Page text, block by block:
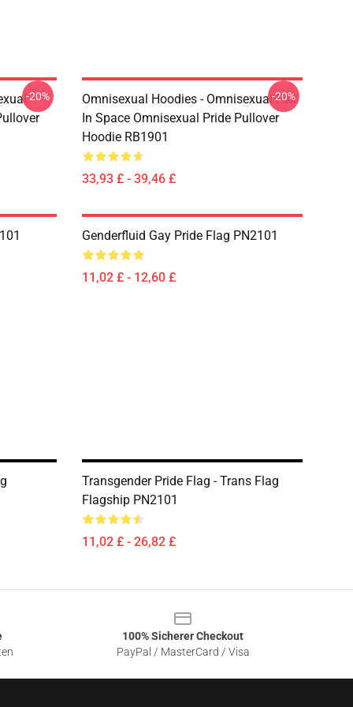
-20%
Omnisexual Hoodies - Omnisexual Fox
In Space Omnisexual Pride Pullover
Hoodie RB1901
33,93 £ - 39,46 £
-20%
Genderfluid Gay Pride Flag PN2101
11,02 £ - 12,60 £
Transgender Pride Flag - Trans Flag
Flagship PN2101
11,02 £ - 26,82 £
100% Sicherer Checkout
PayPal / MasterCard / Visa